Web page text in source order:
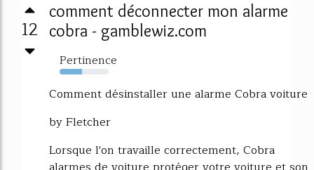
12
comment déconnecter mon alarme
cobra - gamblewiz.com
Pertinence
45%
Comment désinstaller une alarme Cobra voiture
by Fletcher
Lorsque l'on travaille correctement, Cobra